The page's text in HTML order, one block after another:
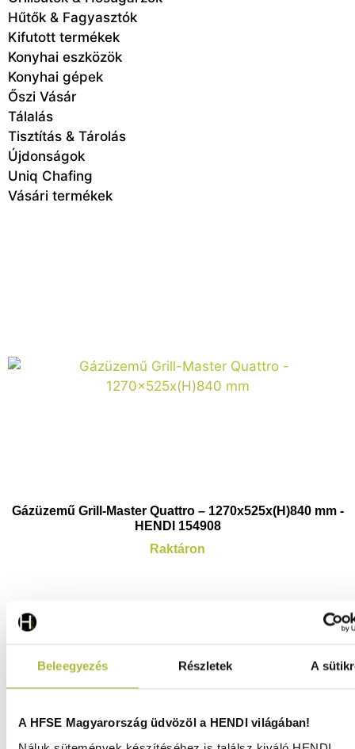
Beleegyezés Részletek A
A HFSE Magyarország üdvözöl a HENDI világában!
Hűtők & Fagyasztók
Kifutott termékek
Konyhai eszközök
Konyhai gépek
Őszi Vásár
Tálalás
Tisztítás & Tárolás
Újdonságok
Uniq Chafing
Vásári termékek
Gázüzemű Grill-Master Quattro – 1270x525x(H)840 mm -
HENDI 154908
Raktáron